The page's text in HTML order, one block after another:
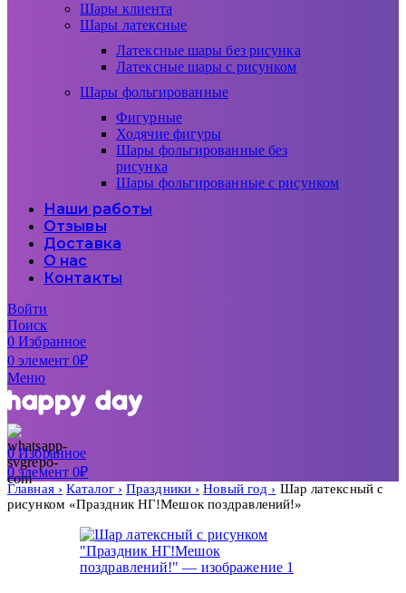
Шары клиента
Шары латексные
Латексные шары без рисунка
Латексные шары с рисунком
Шары фольгированные
Фигурные
Ходячие фигуры
Шары фольгированные без
рисунка
Шары фольгированные с рисунком
Наши работы
Отзывы
Доставка
О нас
Контакты
Войти
Поиск
0Избранное
0элемент 0₽
Меню
0Избранное
0элемент 0₽
Главная Каталог Праздники Новый год
Шар латексный с
рисунком «Праздник НГ!Мешок поздравлений!»